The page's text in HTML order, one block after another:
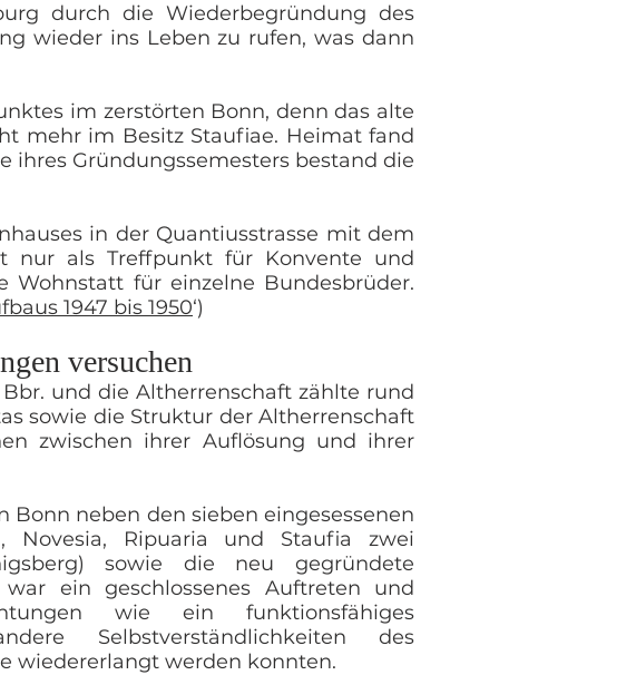
durch die Wiederbegründung des
wieder ins Leben zu rufen, was dann
im zerstörten Bonn, denn das alte
mehr im Besitz Staufiae. Heimat fand
ihres Gründungssemesters bestand die
in der Quantiusstrasse mit dem
nur als Treffpunkt für Konvente und
Wohnstatt für einzelne Bundesbrüder.
1947 bis 1950‘)
versuchen
und die Altherrenschaft zählte rund
sowie die Struktur der Altherrenschaft
zwischen ihrer Auflösung und ihrer
neben den sieben eingesessenen
Novesia, Ripuaria und Staufia zwei
sowie die neu gegründete
ein geschlossenes Auftreten und
wie ein funktionsfähiges
Selbstverständlichkeiten des
wiedererlangt werden konnten.